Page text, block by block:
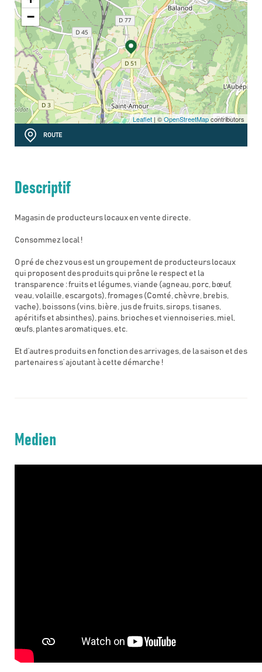
−
Leaflet | ©OpenStreetMapcontributors
ROUTE
Descriptif
Magasin de producteurs locaux en vente directe.
Consommez local !
O pré de chez vous est un groupement de producteurs locaux
qui proposent des produits qui prône le respect et la
transparence : fruits et légumes, viande (agneau, porc, bœuf,
veau, volaille, escargots), fromages (Comté, chèvre, brebis,
vache), boissons (vins, bière, jus de fruits, sirops, tisanes,
apéritifs et absinthes), pains, brioches et viennoiseries, miel,
œufs, plantes aromatiques, etc.
Et d’autres produits en fonction des arrivages, de la saison et des
partenaires s’ ajoutant à cette démarche !
Medien